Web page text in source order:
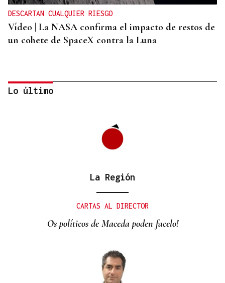
DESCARTAN CUALQUIER RIESGO
Vídeo | La NASA confirma el impacto de restos de
un cohete de SpaceX contra la Luna
Horóscopo del día: jueves, 6 de agosto
Lo último
La Región
CARTAS AL DIRECTOR
Os políticos de Maceda poden facelo!